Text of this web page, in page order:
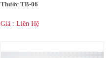
Thước TB-06
Giá : Liên Hệ